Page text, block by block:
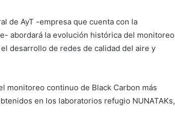
de AyT -empresa que cuenta con la
abordará la evolución histórica del monitoreo
desarrollo de redes de calidad del aire y
monitoreo continuo de Black Carbon más
en los laboratorios refugio NUNATAKs,